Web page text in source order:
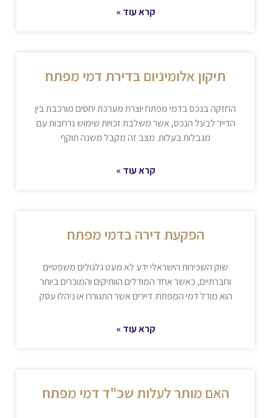
קרא עוד »
תיקון אלומיניום בדירת דמי מפתח
החזקה בנכס בדמי מפתח יוצרת מערכת יחסים מורכבת בין
הדייר לבעל הנכס, אשר משלבת זכויות שימוש נרחבות עם
מגבלות בעלות. מצב זה מקבל משנה תוקף
קרא עוד »
הפקעת דירה בדמי מפתח
שוק השכירות הישראלי ידע לא מעט גלגולים משפטיים
וחברתיים, כאשר אחד המודלים הוותיקים והמוכרים ביותר
הוא מודל דמי המפתח. דיירים אשר התגוררו או ניהלו עסק
קרא עוד »
האם מותר לעלות שכ"ד דמי מפתח